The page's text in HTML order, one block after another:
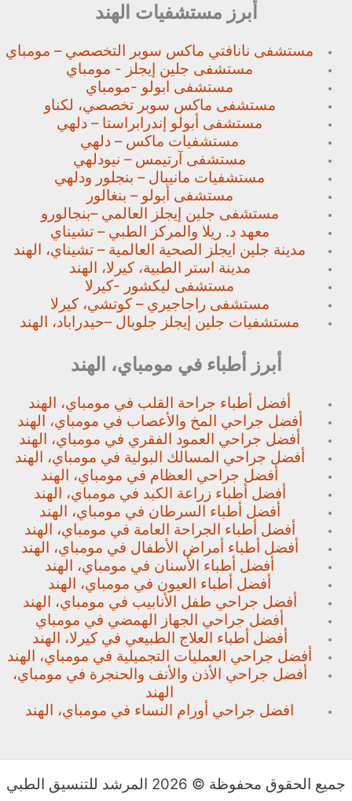
أبرز مستشفيات الهند
مستشفى نانافتي ماكس سوبر التخصصي – مومباي
مستشفى جلين إيجلز - مومباي
مستشفى ابولو -مومباي
مستشفى ماكس سوبر تخصصي، لكناو
مستشفى أبولو إندرابراستا – دلهي
مستشفيات ماكس – دلهي
مستشفى آرتيمس – نيودلهي
مستشفيات مانيبال – بنجلور ودلهي
مستشفى أبولو – بنغالور
مستشفى جلين إيجلز العالمي –بنجالورو
معهد د. ريلا والمركز الطبي – تشيناي
مدينة جلين ايجلز الصحية العالمية – تشيناي، الهند
مدينة استر الطبية، كيرلا، الهند
مستشفى ليكشور -كيرلا
مستشفى راجاجيري – كوتشي، كيرلا
مستشفيات جلين إيجلز جلوبال –حيدراباد، الهند
أبرز أطباء في مومباي، الهند
أفضل أطباء جراحة القلب في مومباي، الهند
أفضل جراحي المخ والأعصاب في مومباي، الهند
أفضل جراحي العمود الفقري في مومباي، الهند
أفضل جراحي المسالك البولية في مومباي، الهند
أفضل جراحي العظام في مومباي، الهند
أفضل أطباء زراعة الكبد في مومباي، الهند
أفضل أطباء السرطان في مومباي، الهند
أفضل أطباء الجراحة العامة في مومباي، الهند
أفضل أطباء أمراض الأطفال في مومباي، الهند
أفضل أطباء الأسنان في مومباي، الهند
أفضل أطباء العيون في مومباي، الهند
أفضل جراحي طفل الأنابيب في مومباي، الهند
أفضل جراحي الجهاز الهمضي في مومباي
أفضل أطباء العلاج الطبيعي في كيرلا، الهند
أفضل جراحي العمليات التجميلية في مومباي، الهند
أفضل جراحي الأذن والأنف والحنجرة في مومباي،
الهند
افضل جراحي أورام النساء في مومباي، الهند
جميع الحقوق محفوظة © 2026 المرشد للتنسيق الطبي